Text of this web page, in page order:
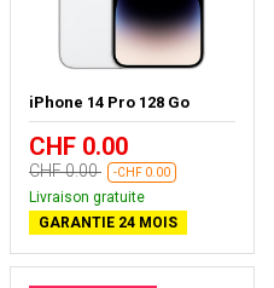
iPhone 14 Pro 128 Go
CHF 0.00
CHF 0.00 -CHF 0.00
Livraison gratuite
GARANTIE 24 MOIS